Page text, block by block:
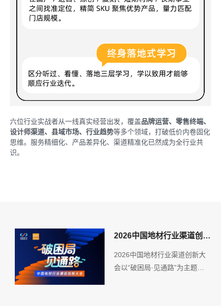
六位行业实战者从一线真实经营出发，覆盖品牌运营、零售终端、
设计师渠道、县域市场、行业趋势等多个领域，打破低价内卷固化
思维。服务精细化、产品差异化、渠道精准化已然成为全行业共
识。
2026中国地材行业渠道创新
大会
2026中国地材行业渠道创新大
会以“破困局·见通路”为主题，